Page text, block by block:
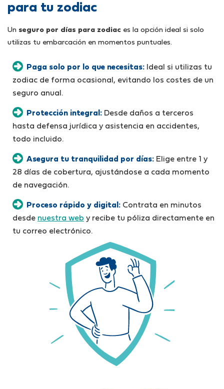
para tu zodiac
Un seguro por días para zodiac es la opción ideal si solo
utilizas tu embarcación en momentos puntuales.
Paga solo por lo que necesitas: Ideal si utilizas tu
zodiac de forma ocasional, evitando los costes de un
seguro anual.
Protección integral: Desde daños a terceros
hasta defensa jurídica y asistencia en accidentes,
todo incluido.
Asegura tu tranquilidad por días: Elige entre 1 y
28 días de cobertura, ajustándose a cada momento
de navegación.
Proceso rápido y digital: Contrata en minutos
desde nuestra web y recibe tu póliza directamente en
tu correo electrónico.